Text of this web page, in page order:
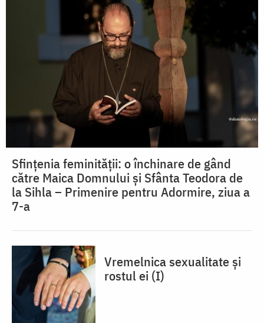
Sfințenia feminității: o închinare de gând
către Maica Domnului și Sfânta Teodora de
la Sihla – Primenire pentru Adormire, ziua a
7-a
Vremelnica sexualitate și
rostul ei (I)